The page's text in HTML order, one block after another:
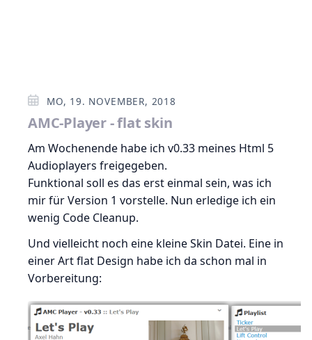
MO, 19. NOVEMBER, 2018
AMC-Player - flat skin
Am Wochenende habe ich v0.33 meines Html 5
Audioplayers freigegeben.
Funktional soll es das erst einmal sein, was ich
mir für Version 1 vorstelle. Nun erledige ich ein
wenig Code Cleanup.
Und vielleicht noch eine kleine Skin Datei. Eine in
einer Art flat Design habe ich da schon mal in
Vorbereitung: